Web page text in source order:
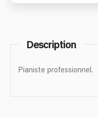
Description
Pianiste professionnel.